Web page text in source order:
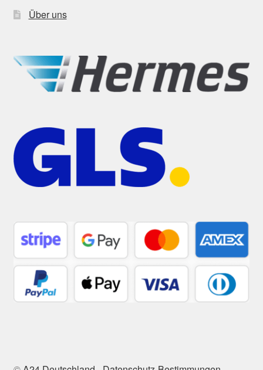
Über uns